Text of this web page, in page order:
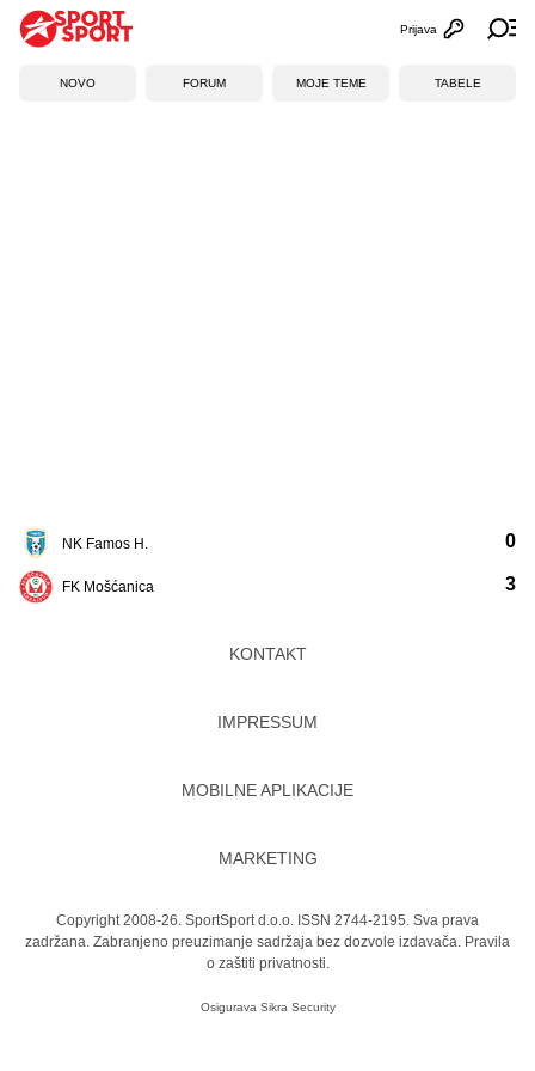
Otvori
Prijava
NOVO FORUM MOJE TEME TABELE
NK Famos H.
FK Mošćanica
0
3
KONTAKT
IMPRESSUM
MOBILNE APLIKACIJE
MARKETING
Copyright 2008-26. SportSport d.o.o. ISSN 2744-2195. Sva prava
zadržana. Zabranjeno preuzimanje sadržaja bez dozvole izdavača. Pravila
o zaštiti privatnosti.
Osigurava Sikra Security